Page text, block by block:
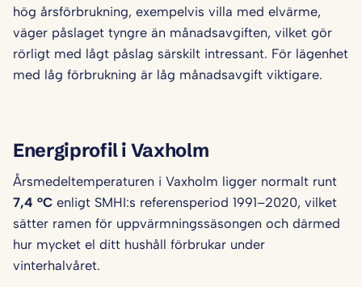
hög årsförbrukning, exempelvis villa med elvärme,
väger påslaget tyngre än månadsavgiften, vilket gör
rörligt med lågt påslag särskilt intressant. För lägenhet
med låg förbrukning är låg månadsavgift viktigare.
Energiprofil i Vaxholm
Årsmedeltemperaturen i Vaxholm ligger normalt runt
7,4 °C enligt SMHI:s referensperiod 1991–2020, vilket
sätter ramen för uppvärmningssäsongen och därmed
hur mycket el ditt hushåll förbrukar under
vinterhalvåret.